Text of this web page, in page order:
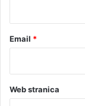
Email *
Web stranica